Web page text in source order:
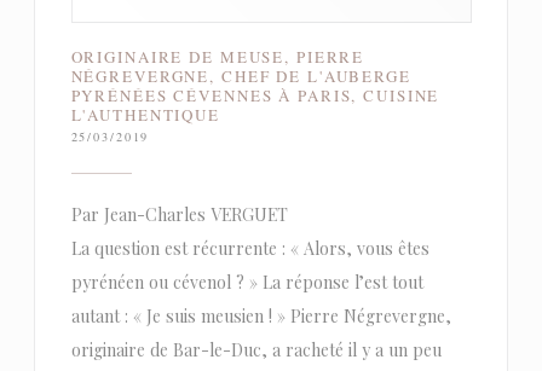
ORIGINAIRE DE MEUSE, PIERRE
NÉGREVERGNE, CHEF DE L'AUBERGE
PYRÉNÉES CÉVENNES À PARIS, CUISINE
L'AUTHENTIQUE
25/03/2019
Par Jean-Charles VERGUET
La question est récurrente : « Alors, vous êtes
pyrénéen ou cévenol ? » La réponse l’est tout
autant : « Je suis meusien ! » Pierre Négrevergne,
originaire de Bar-le-Duc, a racheté il y a un peu